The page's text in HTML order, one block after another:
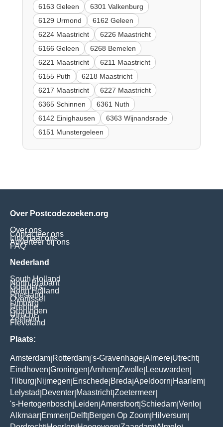
6163 Geleen
6301 Valkenburg
6129 Urmond
6162 Geleen
6224 Maastricht
6226 Maastricht
6166 Geleen
6268 Bemelen
6221 Maastricht
6211 Maastricht
6155 Puth
6218 Maastricht
6217 Maastricht
6227 Maastricht
6365 Schinnen
6361 Nuth
6142 Einighausen
6363 Wijnandsrade
6151 Munstergeleen
Over Postcodezoeken.org
Over ons
Contacteer ons
Link naar ons
Adverteer bij ons
FAQ
Nederland
South Holland
North Brabant
Guelders
North Holland
Friesland
Overijssel
Limburg
Drenthe
Groningen
Utrecht
Zeeland
Flevoland
Plaats:
Amsterdam Rotterdam 's-Gravenhage Almere Utrecht|
Eindhoven Groningen Arnhem Zwolle Leeuwarden
Tilburg Nijmegen Enschede Breda Apeldoorn Haarlem
Lelystad Deventer Maastricht|Zoetermeer
's-Hertogenbosch Leiden Amersfoort| Schiedam Venlo
Alkmaar Emmen Delft| Bergen Op Zoom Hilversum